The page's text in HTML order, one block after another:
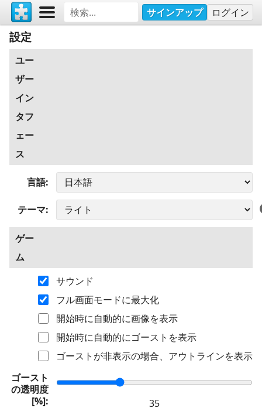
サインアップ ログイン
設定
ユー
ザー
イン
タフ
ェー
ス
言語
テーマ
ゲー
ム
サウンド
フル画面モードに最大化
開始時に自動的に画像を表示
開始時に自動的にゴーストを表示
ゴーストが非表示の場合、アウトラインを表示
ゴースト
の透明度
[%]